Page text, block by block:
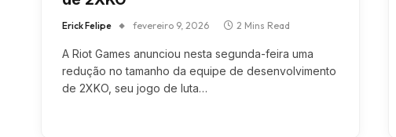
Erick Felipe fevereiro 9, 2026 2 Mins Read
A Riot Games anunciou nesta segunda-feira uma
redução no tamanho da equipe de desenvolvimento
de 2XKO, seu jogo de luta…